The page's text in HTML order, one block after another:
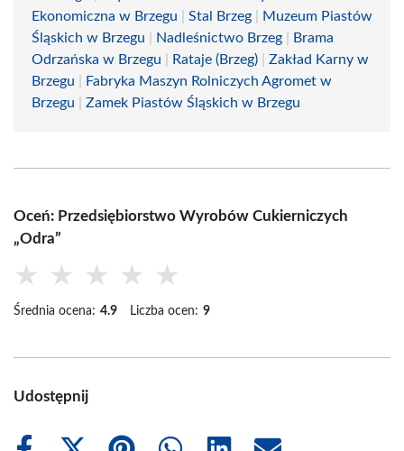
Ekonomiczna w Brzegu
Stal Brzeg
Muzeum Piastów
Śląskich w Brzegu
Nadleśnictwo Brzeg
Brama
Odrzańska w Brzegu
Rataje (Brzeg)
Zakład Karny w
Brzegu
Fabryka Maszyn Rolniczych Agromet w
Brzegu
Zamek Piastów Śląskich w Brzegu
Oceń: Przedsiębiorstwo Wyrobów Cukierniczych
„Odra”
★ ★ ★ ★ ★
Średnia ocena: 4.9 Liczba ocen: 9
Udostępnij